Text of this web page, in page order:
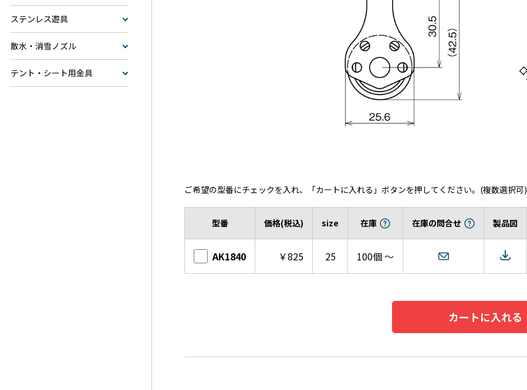
ステンレス遊具
散水・消雪ノズル
テント・シート用金具
ご希望の型番にチェックを入れ、「カートに入れる」ボタンを押してください。(複数選択可)
型番 価格(税込) size 在庫
AK1840 ￥825 25 100個 ～
在庫の問合せ 製品図
カートに入れる